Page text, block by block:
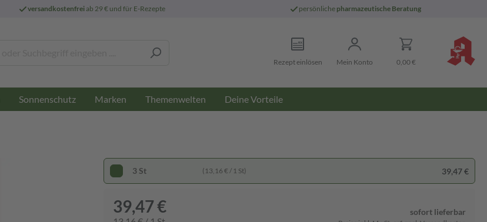
versandkostenfreiab 29 € und für E-Rezepte persönliche pharmazeutische Beratung
Rezept einlösen Mein Konto 0,00 €
Sonnenschutz Marken Themenwelten Deine Vorteile
3 St (13,16 € / 1 St) 39,47 €
39,47 € sofort lieferbar